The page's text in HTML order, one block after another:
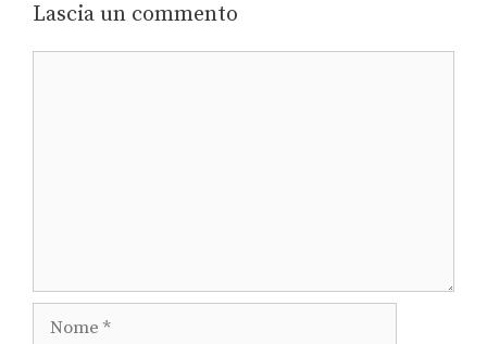
Lascia un commento